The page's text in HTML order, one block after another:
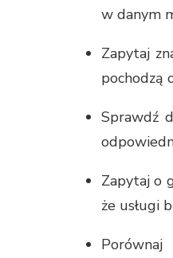
w danym
Zapytaj
pochodzą
Sprawdź
Zapytaj o
że usługi